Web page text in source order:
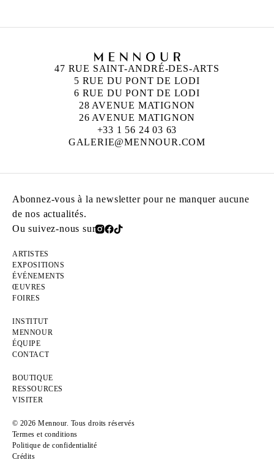
47 RUE SAINT-ANDRÉ-DES-ARTS
5 RUE DU PONT DE LODI
6 RUE DU PONT DE LODI
28 AVENUE MATIGNON
26 AVENUE MATIGNON
+33 1 56 24 03 63
GALERIE@MENNOUR.COM
Abonnez-vous à la newsletter pour ne manquer aucune
de nos actualités.
Ou suivez-nous sur
ARTISTES
EXPOSITIONS
ÉVÉNEMENTS
ŒUVRES
FOIRES
INSTITUT
MENNOUR
ÉQUIPE
CONTACT
BOUTIQUE
RESSOURCES
VISITER
© 2026 Mennour. Tous droits réservés
Termes et conditions
Politique de confidentialité
Crédits